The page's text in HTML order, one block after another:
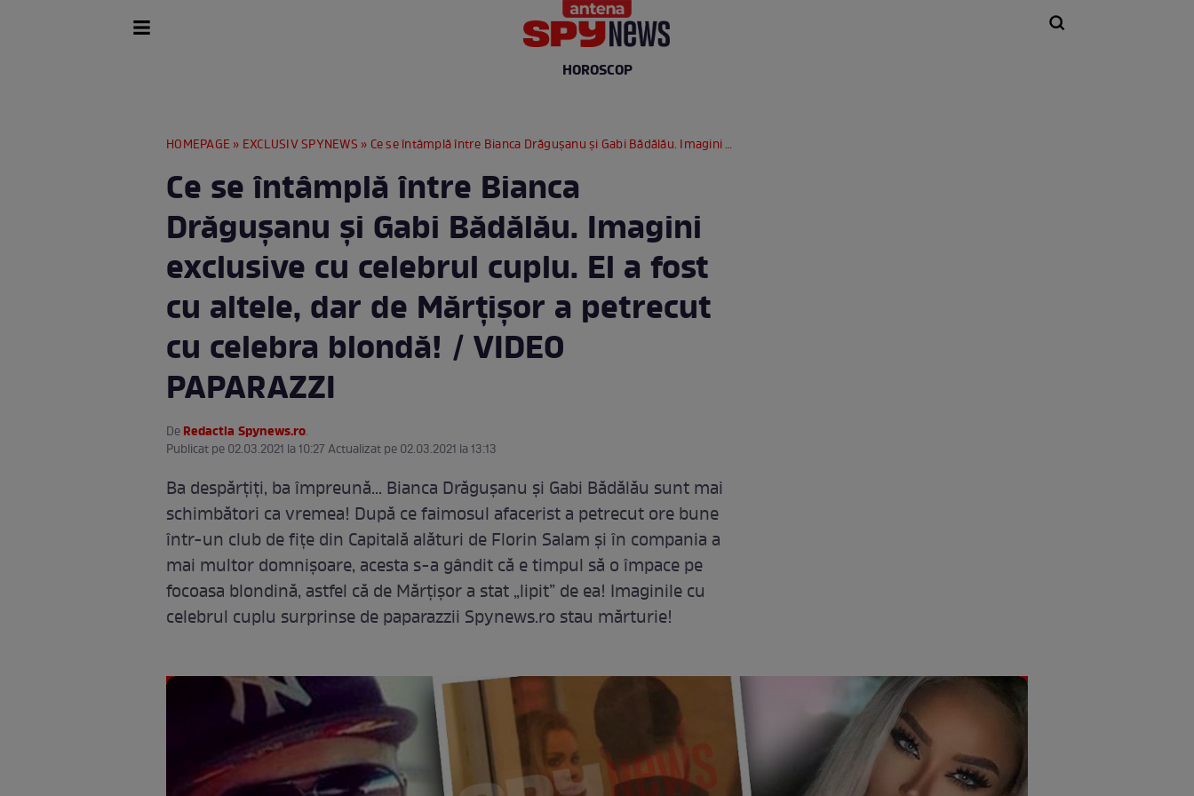
HOROSCOP
HOMEPAGE » EXCLUSIV SPYNEWS » Ce se întâmplă între Bianca Drăgușanu și Gabi Bădălău. Imagini exclusive cu celebrul cuplu. El a fost cu altele, dar de Mărțișor a petrecut cu celebra blondă! / VIDEO PAPARAZZI
Ce se întâmplă între Bianca
Drăgușanu și Gabi Bădălău. Imagini
exclusive cu celebrul cuplu. El a fost
cu altele, dar de Mărțișor a petrecut
cu celebra blondă! / VIDEO
PAPARAZZI
DeRedactia Spynews.ro.
Publicat pe 02.03.2021 la 10:27 Actualizat pe 02.03.2021 la 13:13
Ba despărțiți, ba împreună... Bianca Drăgușanu și Gabi Bădălău sunt mai
schimbători ca vremea! După ce faimosul afacerist a petrecut ore bune
într-un club de fițe din Capitală alături de Florin Salam și în compania a
mai multor domnișoare, acesta s-a gândit că e timpul să o împace pe
focoasa blondină, astfel că de Mărțișor a stat „lipit” de ea! Imaginile cu
celebrul cuplu surprinse de paparazzii Spynews.ro stau mărturie!